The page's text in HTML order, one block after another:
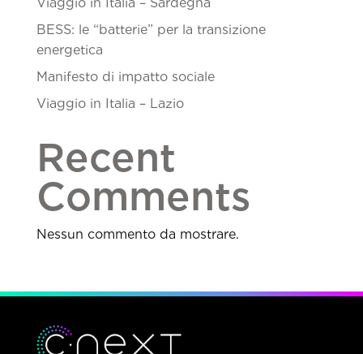
BESS: le “batterie” per la transizione
energetica
Manifesto di impatto sociale
Viaggio in Italia – Lazio
Recent
Comments
Nessun commento da mostrare.